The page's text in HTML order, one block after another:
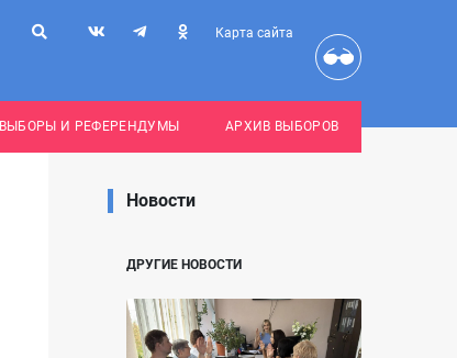
Карта сайта
ВЫБОРЫ И РЕФЕРЕНДУМЫ АРХИВ ВЫБОРОВ
Новости
ДРУГИЕ НОВОСТИ